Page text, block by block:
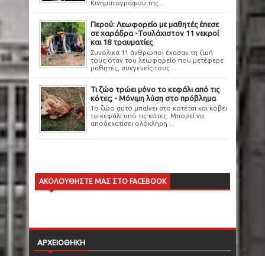
Κινηματογράφου της ...
Περού: Λεωφορείο με μαθητές έπεσε
σε χαράδρα -Τουλάχιστον 11 νεκροί
και 18 τραυματίες
Συνολικά 11 άνθρωποι έχασαν τη ζωή
τους όταν του λεωφορείο που μετέφερε
μαθητές, συγγενείς τους ...
Τι ζώο τρώει μόνο το κεφάλι από τις
κότες; - Μόνιμη λύση στο πρόβλημα
Το ζώο αυτό μπαίνει στο κοτέτσι και κόβει
το κεφάλι από τις κότες. Μπορεί να
αποδεκατίσει ολόκληρη ...
ΑΚΟΛΟΥΘΗΣΤΕ ΜΑΣ ΣΤΟ FACEBOOK
ΑΡΧΕΙΟΘΗΚΗ